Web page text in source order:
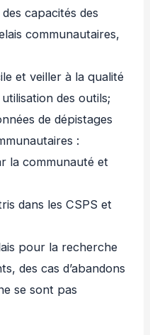
capacités des
communautaires,
et veiller à la qualité
des outils;
de dépistages
:
la communauté et
dans les CSPS et
pour la recherche
des cas d’abandons
se sont pas